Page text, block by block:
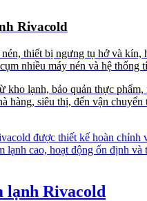
Rivacold
thiết bị ngưng tụ hở và kín,
nhiều máy nén và hệ thống
kho lạnh, bảo quản thực phẩm,
hàng, siêu thị, đến vận chuyển
được thiết kế hoàn chỉnh
lạnh cao, hoạt động ổn định và
lạnh Rivacold